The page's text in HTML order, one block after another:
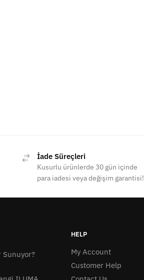
İade Süreçleri
Kusurlu ürünlerde 30 gün içinde
para iadesi veya değişim garantisi!
Sunuyor?
HELP
My Account
Customer Help